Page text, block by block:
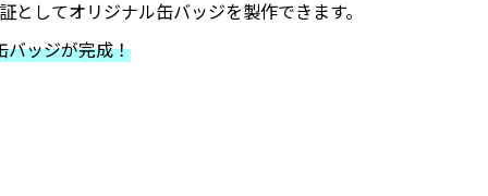
してオリジナル缶バッジを製作できます。
バッジが完成！